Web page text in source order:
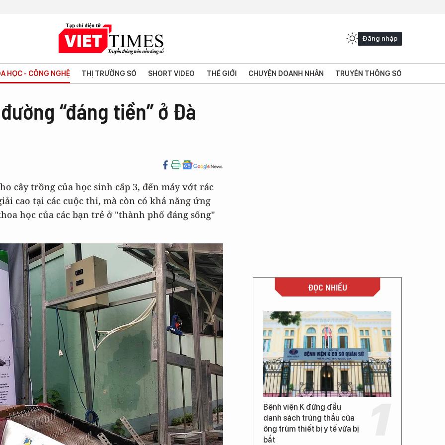
Đăng nhập
HỌC - CÔNG NGHỆ THỊ TRƯỜNG SỐ SHORT VIDEO THẾ GIỚI CHUYỆN DOANH NHÂN TRUYỀN THÔNG SỐ
“đáng tiền” ở Đà
cây trồng của học sinh cấp 3, đến máy vớt rác
cao tại các cuộc thi, mà còn có khả năng ứng
học của các bạn trẻ ở "thành phố đáng sống"
ĐỌC NHIỀU
Bệnh viện K đứng đầu
danh sách trúng thầu của
ông trùm thiết bị y tế vừa bị
bắt